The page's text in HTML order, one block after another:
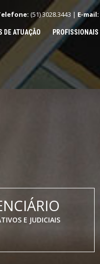
(51) 3028.3443 | E-mail:
DE ATUAÇÃO PROFISSIONAIS
E JUDICIAIS